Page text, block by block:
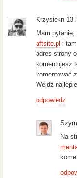
Krzysiekn 13
Mam
aftsite.pl i
adres strony
komentujesz
komentować
Wejdź
odpowiedz
Na